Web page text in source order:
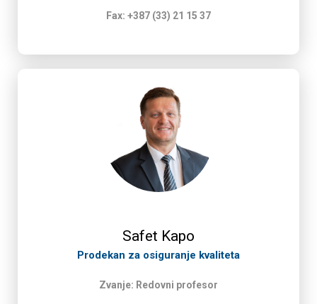
Fax: +387 (33) 21 15 37
Safet Kapo
Prodekan za osiguranje kvaliteta
Zvanje: Redovni profesor